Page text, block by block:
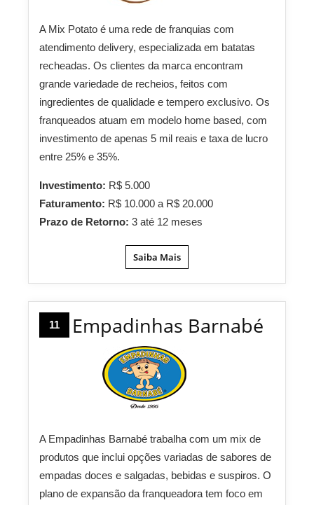
A Mix Potato é uma rede de franquias com
atendimento delivery, especializada em batatas
recheadas. Os clientes da marca encontram
grande variedade de recheios, feitos com
ingredientes de qualidade e tempero exclusivo. Os
franqueados atuam em modelo home based, com
investimento de apenas 5 mil reais e taxa de lucro
entre 25% e 35%.
Investimento: R$ 5.000
Faturamento: R$ 10.000 a R$ 20.000
Prazo de Retorno: 3 até 12 meses
Saiba Mais
11 Empadinhas Barnabé
A Empadinhas Barnabé trabalha com um mix de
produtos que inclui opções variadas de sabores de
empadas doces e salgadas, bebidas e suspiros. O
plano de expansão da franqueadora tem foco em